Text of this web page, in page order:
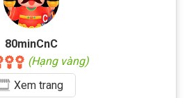
80minCnC
(Hạng vàng)
Xemtrang